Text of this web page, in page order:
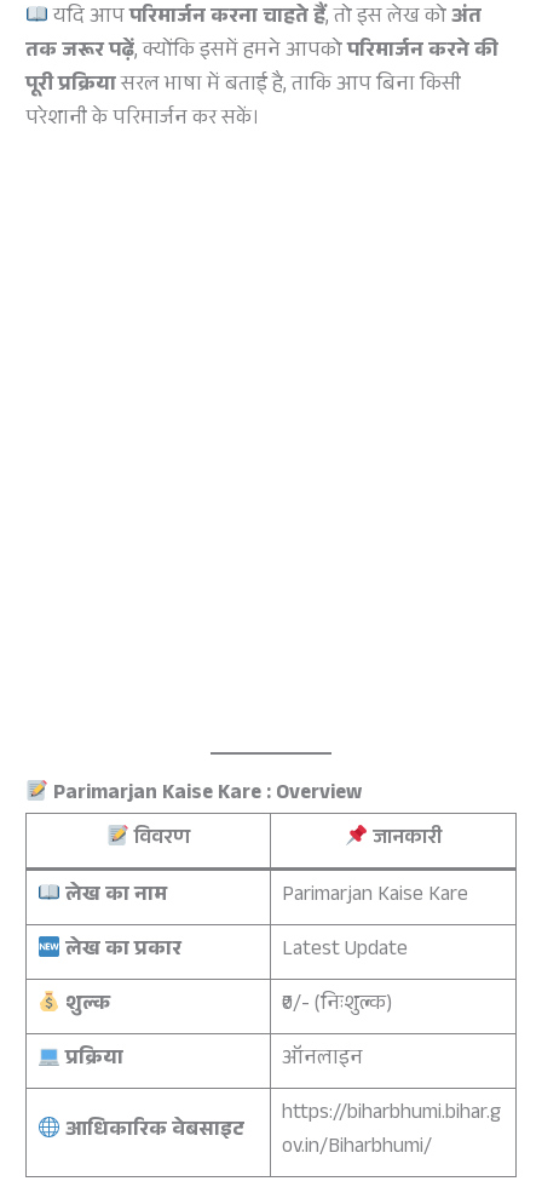
यदि आपपरिमार्जन करना चाहते हैं, तो इस लेख कोअंत
तक जरूर पढ़ें, क्योंकि इसमें हमने आपकोपरिमार्जन करने की
पूरी प्रक्रियासरल भाषा में बताई है, ताकि आप बिना किसी
परेशानी के परिमार्जन कर सकें।
Parimarjan Kaise Kare : Overview
विवरण
जानकारी
लेख का नाम
Parimarjan Kaise Kare
लेख का प्रकार
Latest Update
शुल्क
₹0/- (निःशुल्क)
प्रक्रिया
ऑनलाइन
आधिकारिक वेबसाइट
https://biharbhumi.bihar.g
ov.in/Biharbhumi/